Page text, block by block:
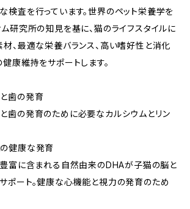
検査を行っています。世界のペット栄養学を
ム研究所の知見を基に、猫のライフスタイルに
材、最適な栄養バランス、高い嗜好性と消化
康維持をサポートします。
歯の発育
歯の発育のために必要なカルシウムとリン
健康な発育
豊富に含まれる自然由来のDHAが子猫の脳と
ポート。健康な心機能と視力の発育のため